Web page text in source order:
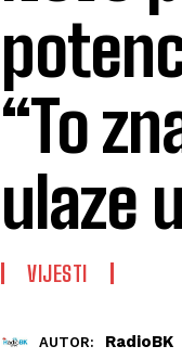
“To
ulaze
VIJESTI
AUTOR: RadioBK